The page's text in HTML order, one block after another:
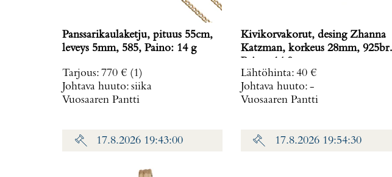
Panssarikaulaketju, pituus 55cm,
leveys 5mm, 585, Paino: 14 g
Tarjous: 770 € (1)
Johtava huuto: siika
Vuosaaren Pantti
Kivikorvakorut, desing Zhanna
Katzman, korkeus 28mm, 925br,
Lähtöhinta: 40 €
Johtava huuto: -
Vuosaaren Pantti
17.8.2026 19:43:00 17.8.2026 19:54:30